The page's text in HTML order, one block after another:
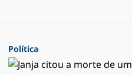
Política